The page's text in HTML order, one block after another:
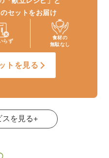
のセットをお届け
らず
食材の
無駄なし
トを見る
を見る+